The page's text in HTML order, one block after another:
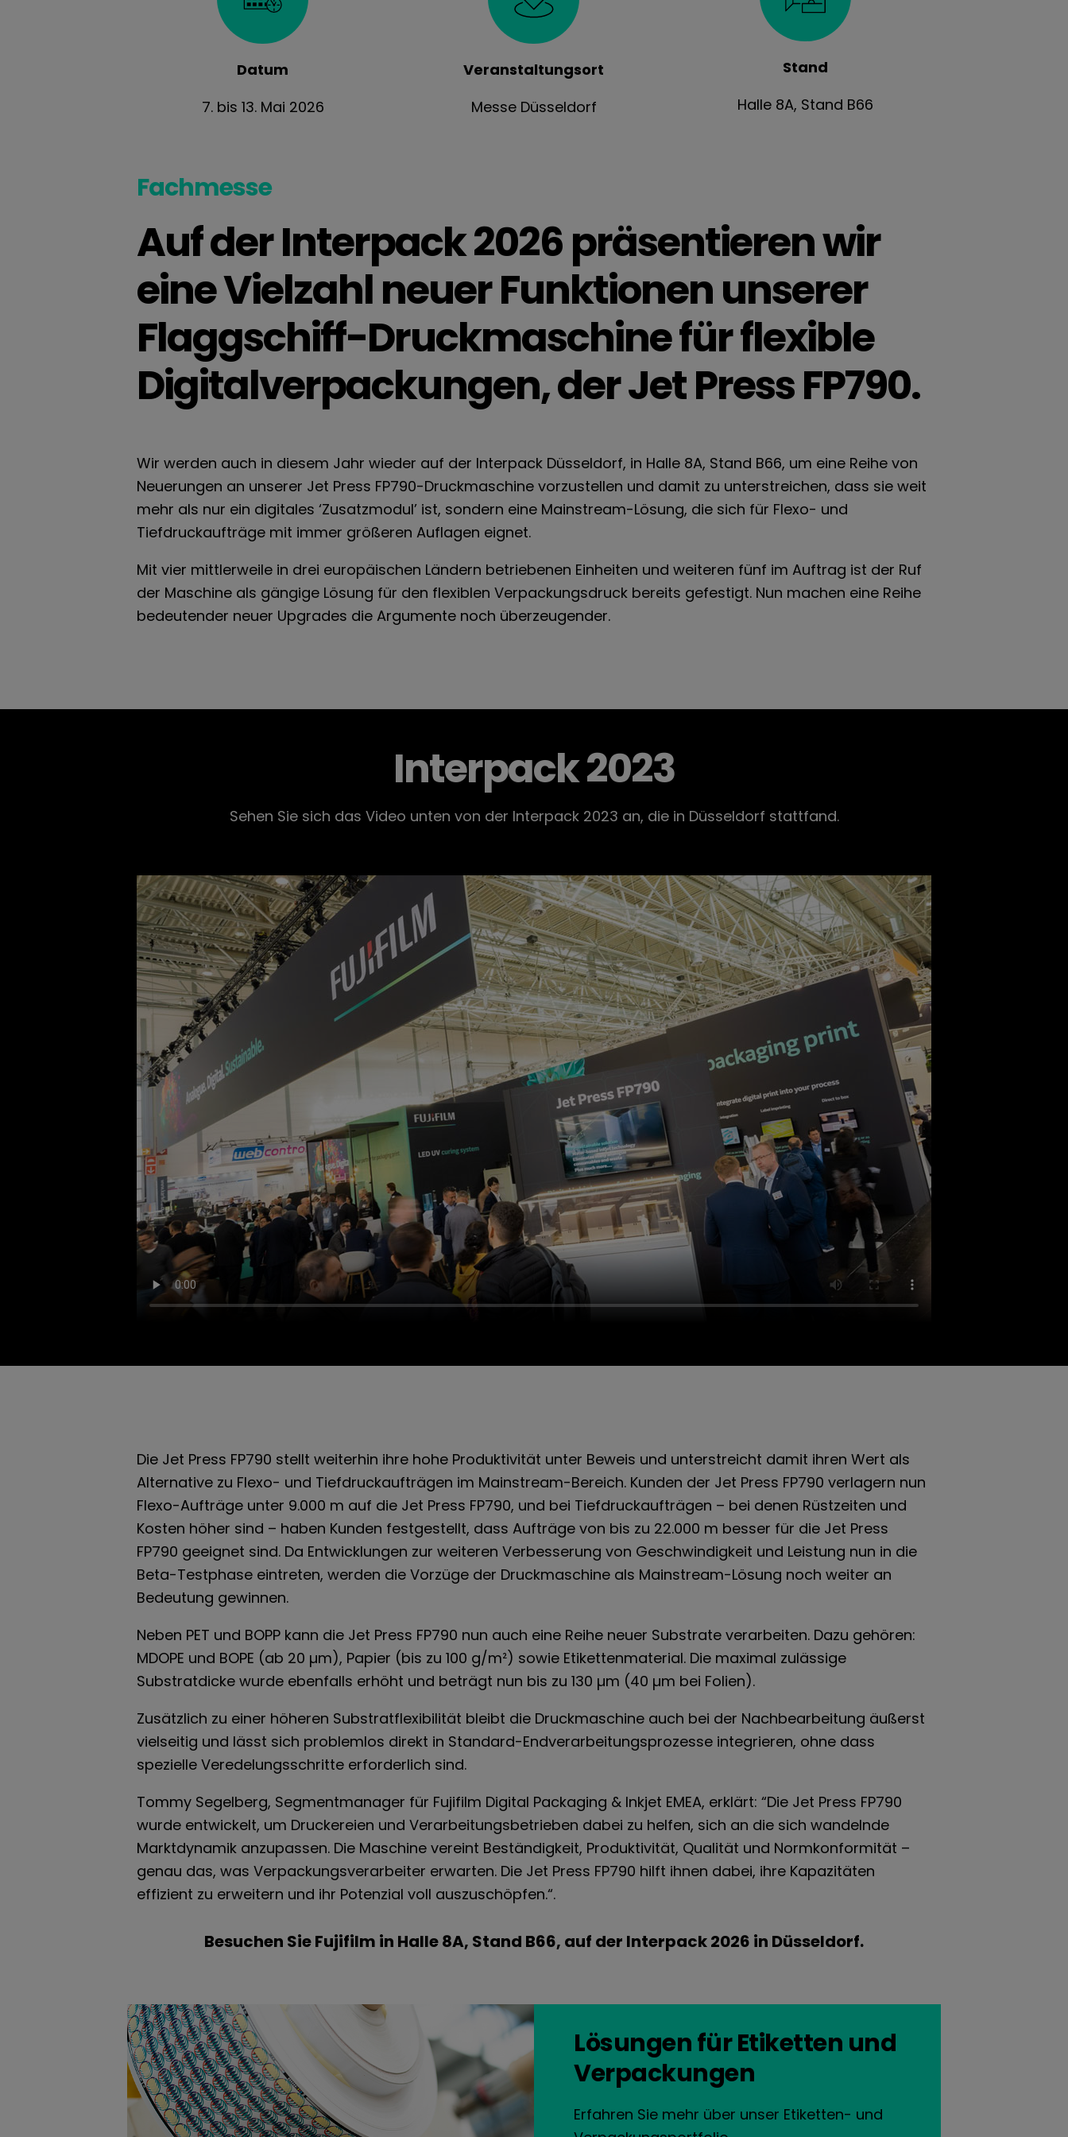
Datum
7. bis 13. Mai 2026
Veranstaltungsort
Messe Düsseldorf
Stand
Halle 8A, Stand B66
Fachmesse
Auf der Interpack 2026 präsentieren wir
eine Vielzahl neuer Funktionen unserer
Flaggschiff-Druckmaschine für flexible
Digitalverpackungen, der Jet Press FP790.
Wir werden auch in diesem Jahr wieder auf der Interpack Düsseldorf, in Halle 8A, Stand B66, um eine Reihe von
Neuerungen an unserer Jet Press FP790-Druckmaschine vorzustellen und damit zu unterstreichen, dass sie weit
mehr als nur ein digitales ‘Zusatzmodul’ ist, sondern eine Mainstream-Lösung, die sich für Flexo- und
Tiefdruckaufträge mit immer größeren Auflagen eignet.
Mit vier mittlerweile in drei europäischen Ländern betriebenen Einheiten und weiteren fünf im Auftrag ist der Ruf
der Maschine als gängige Lösung für den flexiblen Verpackungsdruck bereits gefestigt. Nun machen eine Reihe
bedeutender neuer Upgrades die Argumente noch überzeugender.
Interpack 2023
Sehen Sie sich das Video unten von der Interpack 2023 an, die in Düsseldorf stattfand.
Die Jet Press FP790 stellt weiterhin ihre hohe Produktivität unter Beweis und unterstreicht damit ihren Wert als
Alternative zu Flexo- und Tiefdruckaufträgen im Mainstream-Bereich. Kunden der Jet Press FP790 verlagern nun
Flexo-Aufträge unter 9.000 m auf die Jet Press FP790, und bei Tiefdruckaufträgen – bei denen Rüstzeiten und
Kosten höher sind – haben Kunden festgestellt, dass Aufträge von bis zu 22.000 m besser für die Jet Press
FP790 geeignet sind. Da Entwicklungen zur weiteren Verbesserung von Geschwindigkeit und Leistung nun in die
Beta-Testphase eintreten, werden die Vorzüge der Druckmaschine als Mainstream-Lösung noch weiter an
Bedeutung gewinnen.
Neben PET und BOPP kann die Jet Press FP790 nun auch eine Reihe neuer Substrate verarbeiten. Dazu gehören:
MDOPE und BOPE (ab 20 µm), Papier (bis zu 100 g/m²) sowie Etikettenmaterial. Die maximal zulässige
Substratdicke wurde ebenfalls erhöht und beträgt nun bis zu 130 µm (40 µm bei Folien).
Zusätzlich zu einer höheren Substratflexibilität bleibt die Druckmaschine auch bei der Nachbearbeitung äußerst
vielseitig und lässt sich problemlos direkt in Standard-Endverarbeitungsprozesse integrieren, ohne dass
spezielle Veredelungsschritte erforderlich sind.
Tommy Segelberg, Segmentmanager für Fujifilm Digital Packaging & Inkjet EMEA, erklärt: “Die Jet Press FP790
wurde entwickelt, um Druckereien und Verarbeitungsbetrieben dabei zu helfen, sich an die sich wandelnde
Marktdynamik anzupassen. Die Maschine vereint Beständigkeit, Produktivität, Qualität und Normkonformität –
genau das, was Verpackungsverarbeiter erwarten. Die Jet Press FP790 hilft ihnen dabei, ihre Kapazitäten
effizient zu erweitern und ihr Potenzial voll auszuschöpfen.“.
Besuchen Sie Fujifilm in Halle 8A, Stand B66, auf der Interpack 2026 in Düsseldorf.
Lösungen für Etiketten und
Verpackungen
Erfahren Sie mehr über unser Etiketten- und